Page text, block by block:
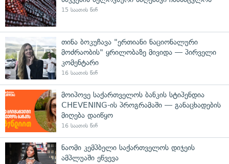
15 საათის წინ
თინა ბოკუჩავა "ერთიანი ნაციონალური
მოძრაობის" ყრილობაზე მივიდა — პირველი
კომენტარი
16 საათის წინ
მოიპოვე საქართველოს ბანკის სტიპენდია
CHEVENING-ის პროგრამაში — განაცხადების
მიღება დაიწყო
16 საათის წინ
ნაომი კემპბელი საქართველოს დიჯეის
ამპლუაში ეწვევა